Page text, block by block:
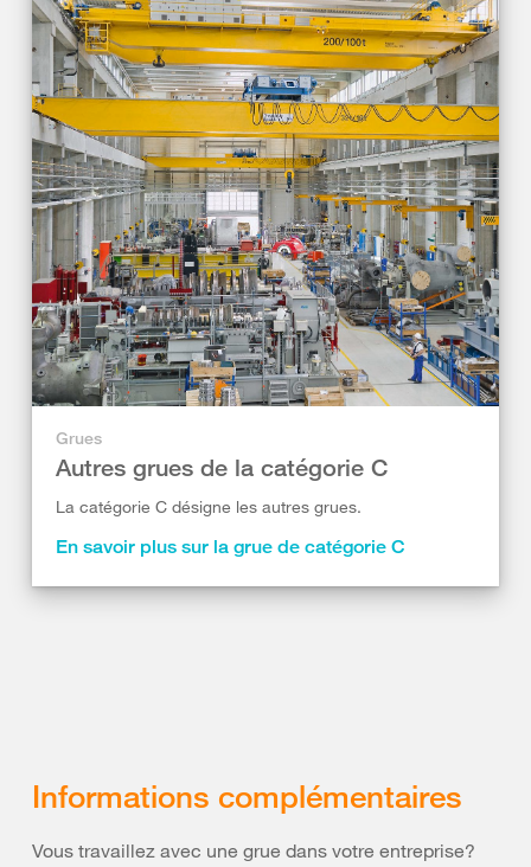
Grues
Autres grues de la catégorie C
La catégorie C désigne les autres grues.
En savoir plus sur la grue de catégorie C
Informations complémentaires
Vous travaillez avec une grue dans votre entreprise?